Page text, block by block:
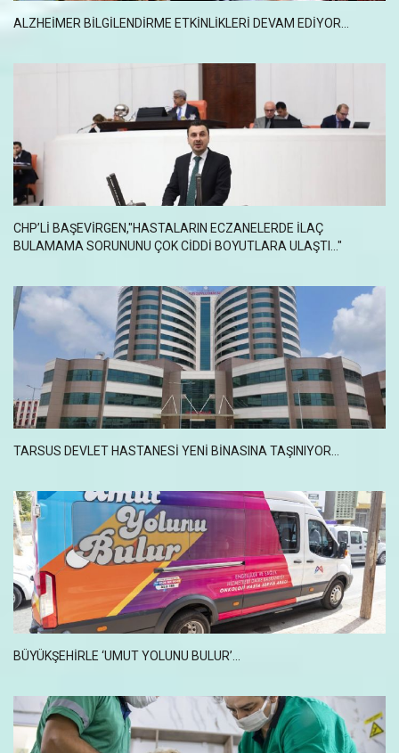
ALZHEIMER BILGILENDIRME ETKINLIKLERI DEVAM EDIYOR...
CHP’LI BAŞEVIRGEN,"HASTALARIN ECZANELERDE ILAÇ
BULAMAMA SORUNUNU ÇOK CIDDI BOYUTLARA ULAŞTI..."
TARSUS DEVLET HASTANESI YENI BINASINA TAŞINIYOR...
BÜYÜKŞEHİRLE ‘UMUT YOLUNU BULUR’...